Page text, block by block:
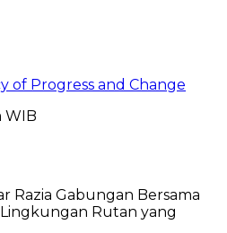
of Progress and Change
WIB